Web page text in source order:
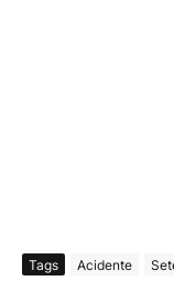
Tags Acidente